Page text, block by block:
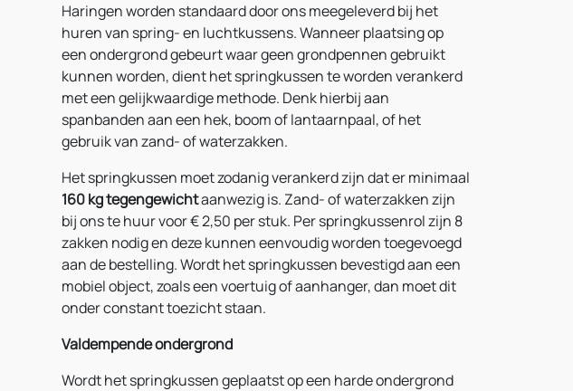
Haringen worden standaard door ons meegeleverd bij het
huren van spring- en luchtkussens. Wanneer plaatsing op
een ondergrond gebeurt waar geen grondpennen gebruikt
kunnen worden, dient het springkussen te worden verankerd
met een gelijkwaardige methode. Denk hierbij aan
spanbanden aan een hek, boom of lantaarnpaal, of het
gebruik van zand- of waterzakken.
Het springkussen moet zodanig verankerd zijn dat er minimaal
160 kg tegengewichtaanwezig is. Zand- of waterzakken zijn
bij ons te huur voor € 2,50 per stuk. Per springkussenrol zijn 8
zakken nodig en deze kunnen eenvoudig worden toegevoegd
aan de bestelling. Wordt het springkussen bevestigd aan een
mobiel object, zoals een voertuig of aanhanger, dan moet dit
onder constant toezicht staan.
Valdempende ondergrond
Wordt het springkussen geplaatst op een harde ondergrond